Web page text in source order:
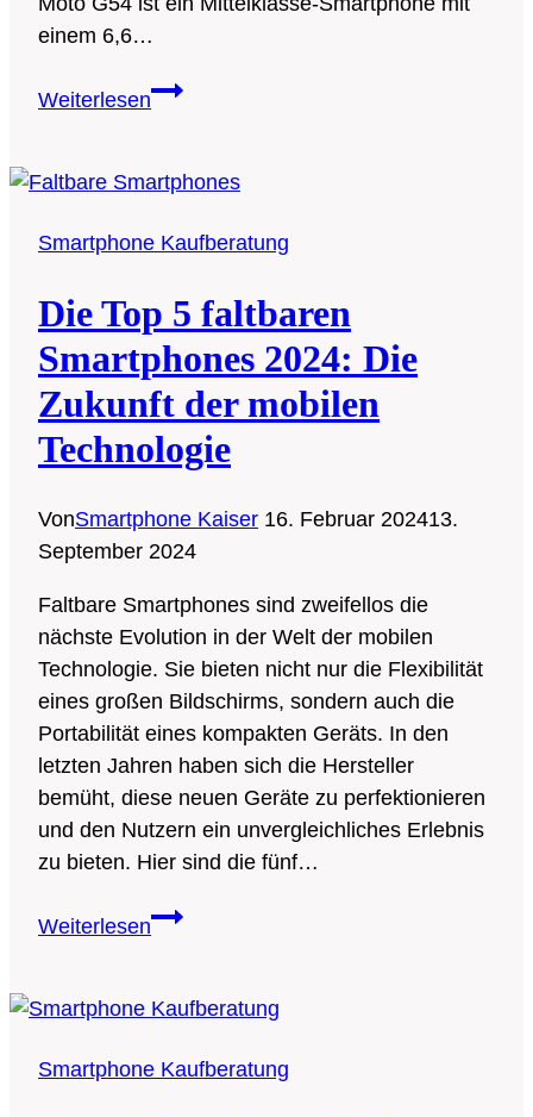
einem 6,6…
WeiterlesenDie
Motorola
im
2024:
Preiswert
und
Leistungsstark
Smartphone Kaufberatung
Die Top 5 faltbaren
Smartphones 2024: Die
Zukunft der mobilen
Technologie
VonSmartphone Kaiser 16. Februar 202413.
September 2024
Faltbare Smartphones sind zweifellos die
nächste Evolution in der Welt der mobilen
Technologie. Sie bieten nicht nur die Flexibilität
eines großen Bildschirms, sondern auch die
Portabilität eines kompakten Geräts. In den
letzten Jahren haben sich die Hersteller
bemüht, diese neuen Geräte zu perfektionieren
und den Nutzern ein unvergleichliches Erlebnis
zu bieten. Hier sind die fünf…
WeiterlesenDie
faltbaren
2024:
Smartphone Kaufberatung